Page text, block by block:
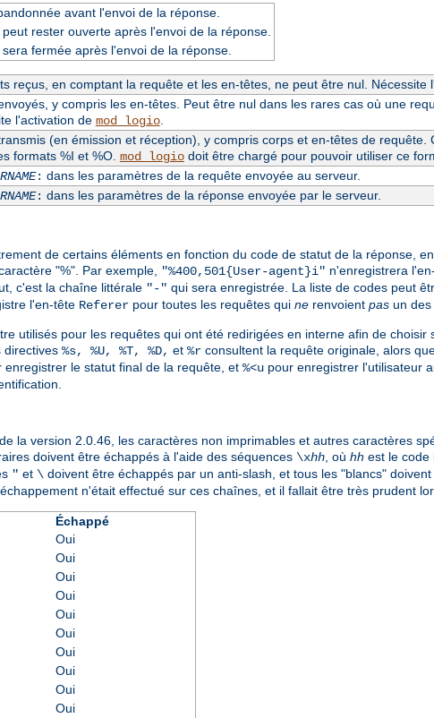
avant l'envoi de la réponse.
rester ouverte après l'envoi de la réponse.
fermée après l'envoi de la réponse.
reçus, en comptant la requête et les en-têtes, ne peut être nul. Nécessite
y compris les en-têtes. Peut être nul dans les rares cas où une
l'activation de mod_logio.
(en émission et réception), y compris corps et en-têtes de
formats %I et %O. mod_logiodoit être chargé pour pouvoir utiliser ce
: dans les paramètres de la requête envoyée au serveur.
: dans les paramètres de la réponse envoyée par le serveur.
de certains éléments en fonction du code de statut de la réponse,
"%". Par exemple,
"%400,501{User-agent}i" n'enregistrera
c'est la chaîne littérale "-" qui sera enregistrée. La liste de codes peut
l'en-tête Referer pour toutes les requêtes qui ne renvoient pas un des
utilisés pour les requêtes qui ont été redirigées en interne afin de
directives %s, %U, %T, %D, et %r consultent la requête originale, alors
enregistrer le statut final de la requête, et %<u pour enregistrer l'utilisateur
la version 2.0.46, les caractères non imprimables et autres caractères
doivent être échappés à l'aide des séquences \xhh, où hh est le code
" et \ doivent être échappés par un anti-slash, et tous les "blancs"
n'était effectué sur ces chaînes, et il fallait être très prudent
Échappé
Oui
Oui
Oui
Oui
Oui
Oui
Oui
Oui
Oui
Oui